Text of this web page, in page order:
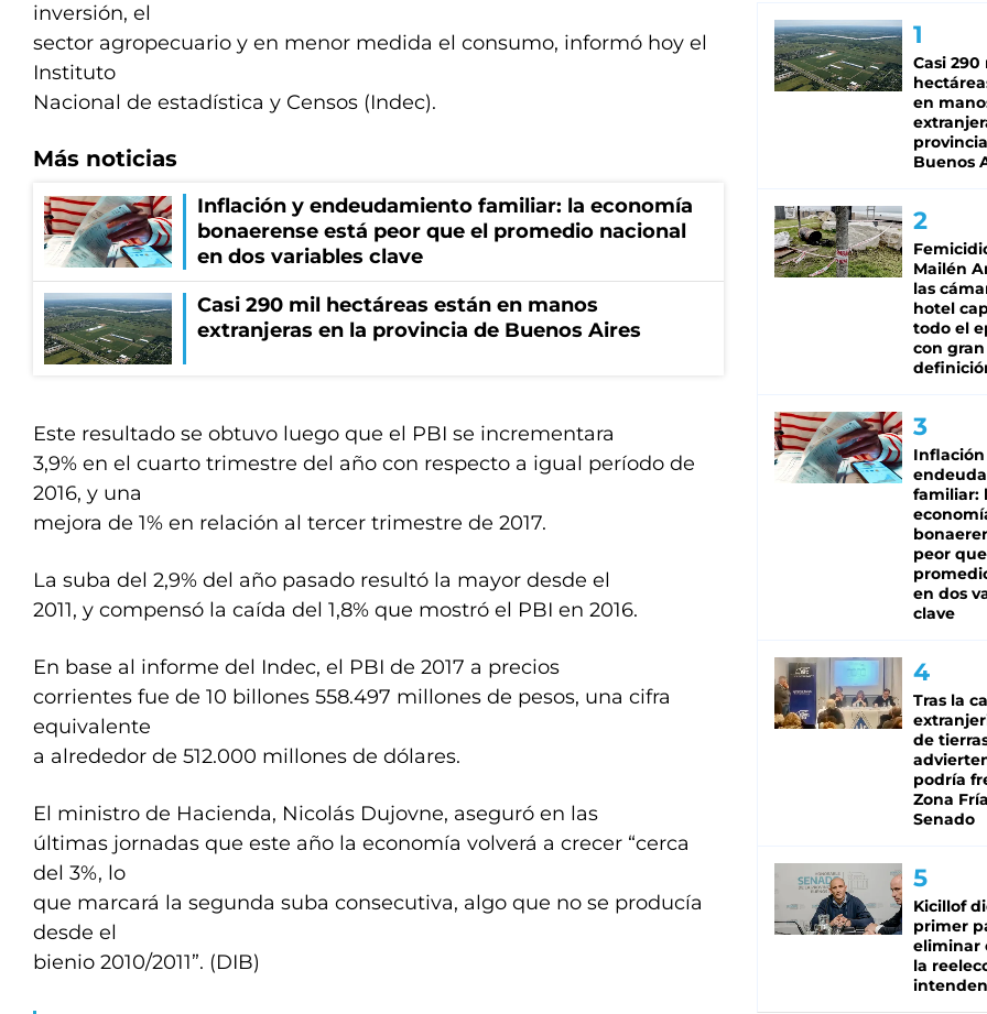
inversión, el
sector agropecuario y en menor medida el consumo, informó hoy el
Instituto
Nacional de estadística y Censos (Indec).
Más noticias
Inflación y endeudamiento familiar: la economía
bonaerense está peor que el promedio nacional
en dos variables clave
Casi 290 mil hectáreas están en manos
extranjeras en la provincia de Buenos Aires
Este resultado se obtuvo luego que el PBI se incrementara
3,9% en el cuarto trimestre del año con respecto a igual período de
2016, y una
mejora de 1% en relación al tercer trimestre de 2017.
La suba del 2,9% del año pasado resultó la mayor desde el
2011, y compensó la caída del 1,8% que mostró el PBI en 2016.
En base al informe del Indec, el PBI de 2017 a precios
corrientes fue de 10 billones 558.497 millones de pesos, una cifra
equivalente
a alrededor de 512.000 millones de dólares.
El ministro de Hacienda, Nicolás Dujovne, aseguró en las
últimas jornadas que este año la economía volverá a crecer “cerca
del 3%, lo
que marcará la segunda suba consecutiva, algo que no se producía
desde el
bienio 2010/2011”. (DIB)
Casi 290
en
Buenos
Mailén
las
hotel
todo el
con gran
Inflación
familiar:
peor
en dos
clave
Tras la
de
podría
Zona
Senado
Kicillof
primer
eliminar
la